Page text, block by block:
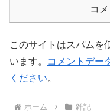
コ
このサイトはスパムを
います。
コメントデー
ください。
ホーム 雑記